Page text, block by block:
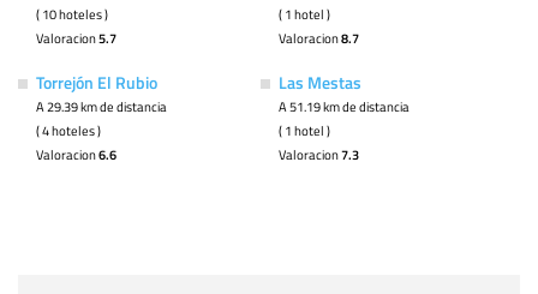
( 10 hoteles )
Valoracion5.7
( 1 hotel )
Valoracion8.7
Torrejón El Rubio
A 29.39 km de distancia
( 4 hoteles )
Valoracion6.6
Las Mestas
A 51.19 km de distancia
( 1 hotel )
Valoracion7.3